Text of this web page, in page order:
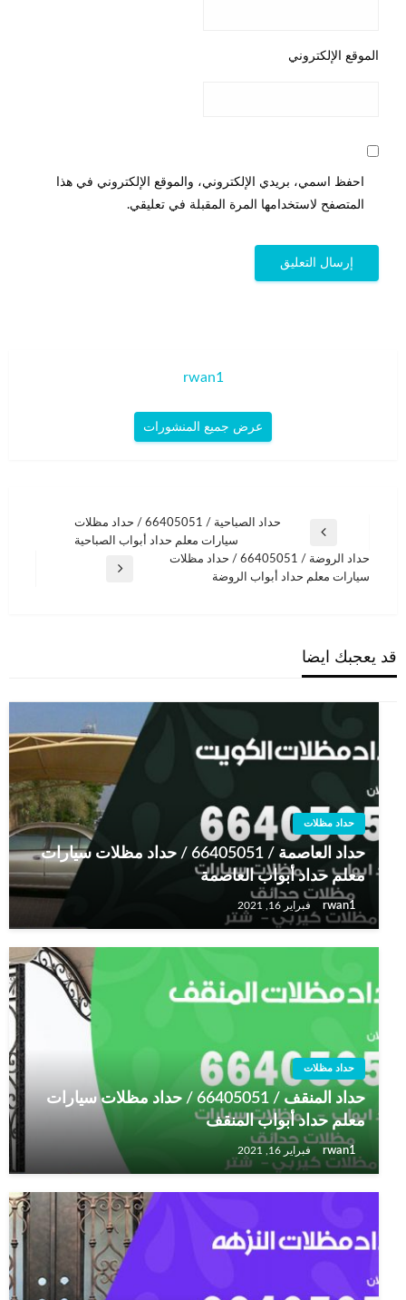
الموقع الإلكتروني
احفظ اسمي، بريدي الإلكتروني، والموقع الإلكتروني في هذا
المتصفح لاستخدامها المرة المقبلة في تعليقي.
rwan1
عرض جميع المنشورات
المقالات
المقالة
السابقة
حداد الصباحية / 66405051 / حداد مظلات
سيارات معلم حداد أبواب الصباحية
المقالة
حداد الروضة / 66405051 / حداد مظلات
سيارات معلم حداد أبواب الروضة
قد يعجبك ايضا
حداد مظلات
حداد العاصمة / 66405051 / حداد مظلات سيارات
معلم حداد أبواب العاصمة
rwan1 فبراير 16, 2021
حداد مظلات
حداد المنقف / 66405051 / حداد مظلات سيارات
معلم حداد أبواب المنقف
rwan1 فبراير 16, 2021